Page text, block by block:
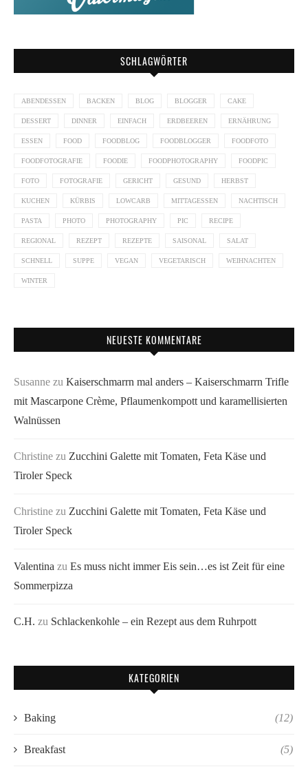
SCHLAGWÖRTER
ABENDESSEN BACKEN BLOG BLOGGER CAKE
DESSERT DINNER EINFACH ERDBEEREN ERNÄHRUNG
ESSEN FOOD FOODBLOG FOODBLOGGER FOODFOTO
FOODFOTOGRAFIE FOODIE FOODPHOTOGRAPHY FOODPIC
FOTO FOTOGRAFIE GERICHT GESUND HERBST
KUCHEN KÜRBIS LOWCARB MITTAGESSEN NACHTISCH
PASTA PHOTO PHOTOGRAPHY PIC RECIPE
REGIONAL REZEPT REZEPTE SAISONAL SALAT
SCHNELL SUPPE VEGAN VEGETARISCH WEIHNACHTEN
WINTER
NEUESTE KOMMENTARE
Susanne zu Kaiserschmarrn mal anders – Kaiserschmarrn Trifle
mit Mascarpone Crème, Pflaumenkompott und karamellisierten
Walnüssen
Christine zu Zucchini Galette mit Tomaten, Feta Käse und
Tiroler Speck
Christine zu Zucchini Galette mit Tomaten, Feta Käse und
Tiroler Speck
Valentina zu Es muss nicht immer Eis sein…es ist Zeit für eine
Sommerpizza
C.H. zu Schlackenkohle – ein Rezept aus dem Ruhrpott
KATEGORIEN
Baking (12)
Breakfast (5)